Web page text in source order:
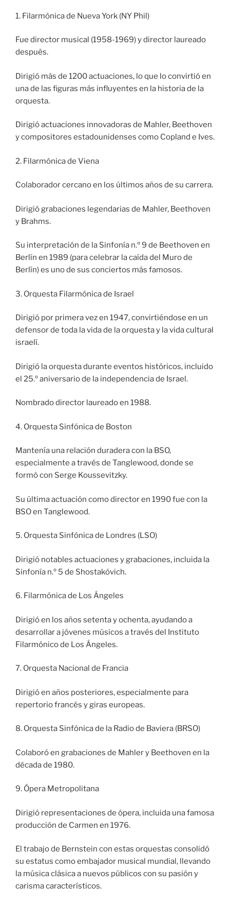
1. Filarmónica de Nueva York (NY Phil)
Fue director musical (1958-1969) y director laureado
después.
Dirigió más de 1200 actuaciones, lo que lo convirtió en
una de las figuras más influyentes en la historia de la
orquesta.
Dirigió actuaciones innovadoras de Mahler, Beethoven
y compositores estadounidenses como Copland e Ives.
2. Filarmónica de Viena
Colaborador cercano en los últimos años de su carrera.
Dirigió grabaciones legendarias de Mahler, Beethoven
y Brahms.
Su interpretación de la Sinfonía n.º 9 de Beethoven en
Berlín en 1989 (para celebrar la caída del Muro de
Berlín) es uno de sus conciertos más famosos.
3. Orquesta Filarmónica de Israel
Dirigió por primera vez en 1947, convirtiéndose en un
defensor de toda la vida de la orquesta y la vida cultural
israelí.
Dirigió la orquesta durante eventos históricos, incluido
el 25.º aniversario de la independencia de Israel.
Nombrado director laureado en 1988.
4. Orquesta Sinfónica de Boston
Mantenía una relación duradera con la BSO,
especialmente a través de Tanglewood, donde se
formó con Serge Koussevitzky.
Su última actuación como director en 1990 fue con la
BSO en Tanglewood.
5. Orquesta Sinfónica de Londres (LSO)
Dirigió notables actuaciones y grabaciones, incluida la
Sinfonía n.º 5 de Shostakóvich.
6. Filarmónica de Los Ángeles
Dirigió en los años setenta y ochenta, ayudando a
desarrollar a jóvenes músicos a través del Instituto
Filarmónico de Los Ángeles.
7. Orquesta Nacional de Francia
Dirigió en años posteriores, especialmente para
repertorio francés y giras europeas.
8. Orquesta Sinfónica de la Radio de Baviera (BRSO)
Colaboró en grabaciones de Mahler y Beethoven en la
década de 1980.
9. Ópera Metropolitana
Dirigió representaciones de ópera, incluida una famosa
producción de Carmen en 1976.
El trabajo de Bernstein con estas orquestas consolidó
su estatus como embajador musical mundial, llevando
la música clásica a nuevos públicos con su pasión y
carisma característicos.